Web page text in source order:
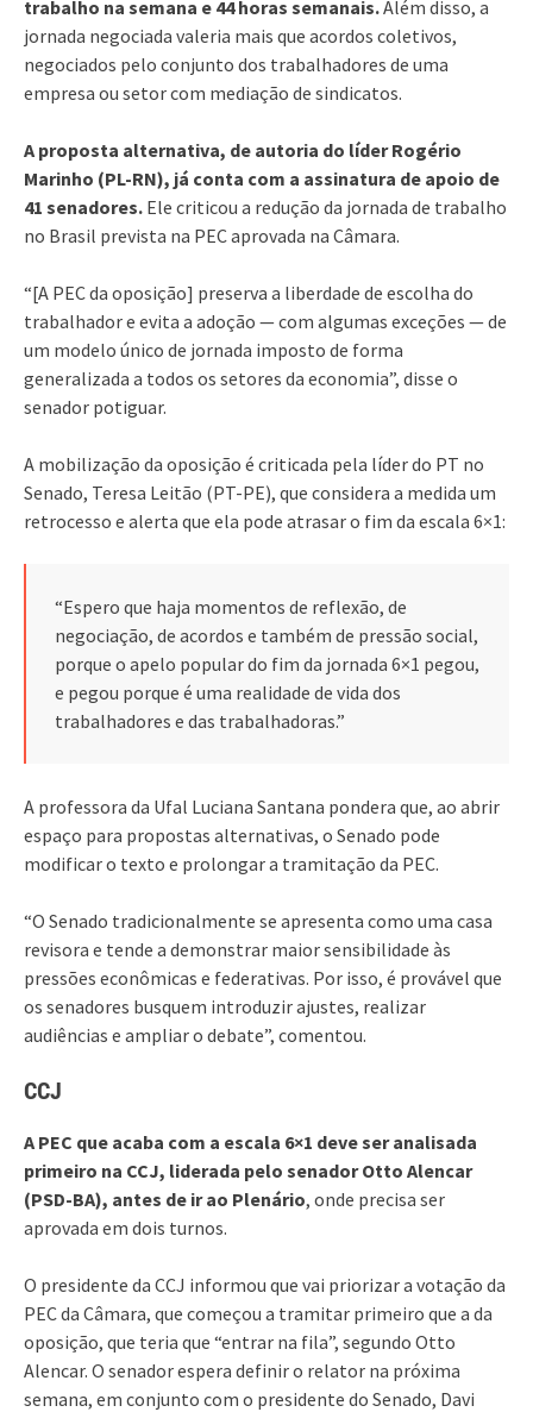
trabalho na semana e 44 horas semanais.Além disso, a
jornada negociada valeria mais que acordos coletivos,
negociados pelo conjunto dos trabalhadores de uma
empresa ou setor com mediação de sindicatos.
A proposta alternativa, de autoria do líder Rogério
Marinho (PL-RN), já conta com a assinatura de apoio de
41 senadores. Ele criticou a redução da jornada de trabalho
no Brasil prevista na PEC aprovada na Câmara.
“[A PEC da oposição] preserva a liberdade de escolha do
trabalhador e evita a adoção — com algumas exceções — de
um modelo único de jornada imposto de forma
generalizada a todos os setores da economia”, disse o
senador potiguar.
A mobilização da oposição é criticada pela líder do PT no
Senado, Teresa Leitão (PT-PE), que considera a medida um
retrocesso e alerta que ela pode atrasar o fim da escala 6×1:
“Espero que haja momentos de reflexão, de
negociação, de acordos e também de pressão social,
porque o apelo popular do fim da jornada 6×1 pegou,
e pegou porque é uma realidade de vida dos
trabalhadores e das trabalhadoras.”
A professora da Ufal Luciana Santana pondera que, ao abrir
espaço para propostas alternativas, o Senado pode
modificar o texto e prolongar a tramitação da PEC.
“O Senado tradicionalmente se apresenta como uma casa
revisora e tende a demonstrar maior sensibilidade às
pressões econômicas e federativas. Por isso, é provável que
os senadores busquem introduzir ajustes, realizar
audiências e ampliar o debate”, comentou.
CCJ
A PEC que acaba com a escala 6×1 deve ser analisada
primeiro na CCJ, liderada pelo senador Otto Alencar
(PSD-BA), antes de ir ao Plenário, onde precisa ser
aprovada em dois turnos.
O presidente da CCJ informou que vai priorizar a votação da
PEC da Câmara, que começou a tramitar primeiro que a da
oposição, que teria que “entrar na fila”, segundo Otto
Alencar. O senador espera definir o relator na próxima
semana, em conjunto com o presidente do Senado, Davi